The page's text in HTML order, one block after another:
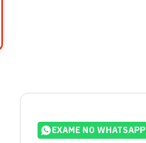
EXAME NO WHATSAPP